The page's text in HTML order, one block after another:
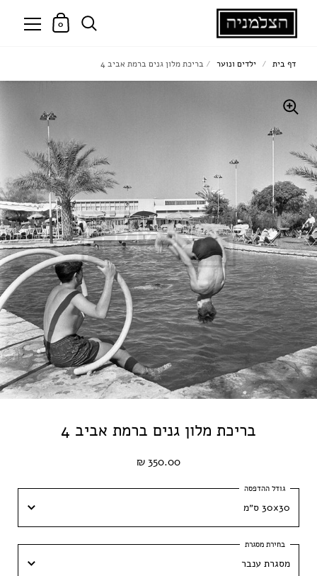
0
בריכת מלון גנים ברמת אביב 4
350.00 ₪
30x30 ס״מ
30x30 ס״מ
40x40 ס״מ
מסגרת ענבר
דף בית / ילדים ונוער / בריכת מלון גנים ברמת אביב 4